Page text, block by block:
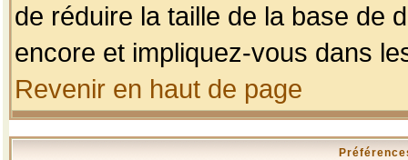
de réduire la taille de la base de
encore et impliquez-vous dans
Revenir en haut de page